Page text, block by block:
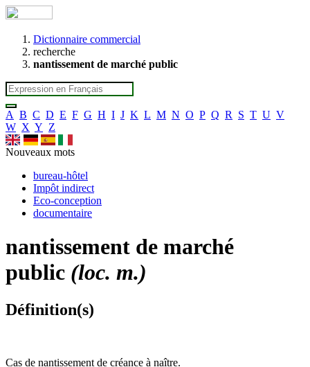
Dictionnaire commercial
recherche
nantissement de marché public
A B C D E F G H I J K L M N O P Q R S T U V
W X Y Z
Nouveaux mots
bureau-hôtel
Impôt indirect
Eco-conception
documentaire
nantissement de marché
public (loc. m.)
Définition(s)
Cas de nantissement de créance à naître.